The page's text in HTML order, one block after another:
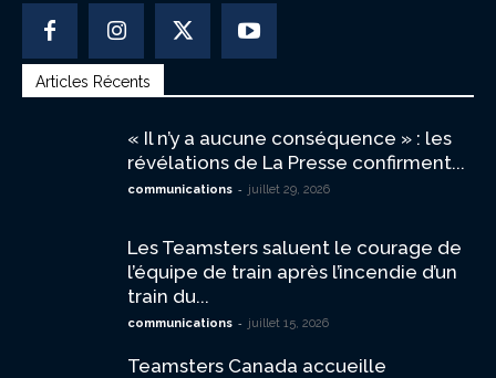
Articles Récents
« Il n’y a aucune conséquence » : les
révélations de La Presse confirment...
communications - juillet 29, 2026
Les Teamsters saluent le courage de
l’équipe de train après l’incendie d’un
train du...
communications - juillet 15, 2026
Teamsters Canada accueille